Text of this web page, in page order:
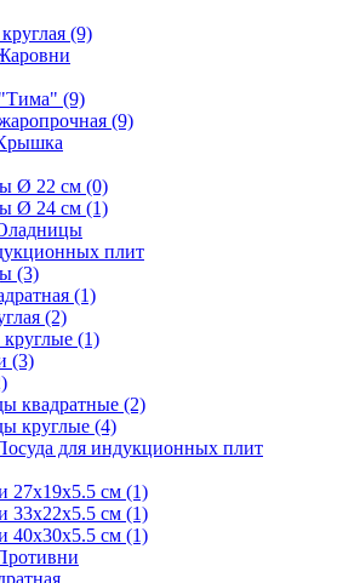
(9)
(9)
(9)
Ø 22 см (0)
Ø 24 см (1)
плит
(3)
(1)
(2)
(1)
(3)
квадратные (2)
круглые (4)
для индукционных плит
27х19x5.5 см (1)
33х22x5.5 см (1)
40х30x5.5 см (1)